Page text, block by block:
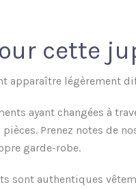
cette
apparaître légèrement
ayant changées à
Prenez notes de
garde-robe.
sont authentiques